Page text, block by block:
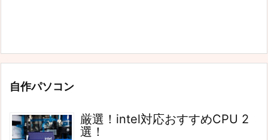
自作パソコン
厳選！intel対応おすすめCPU 2
選！